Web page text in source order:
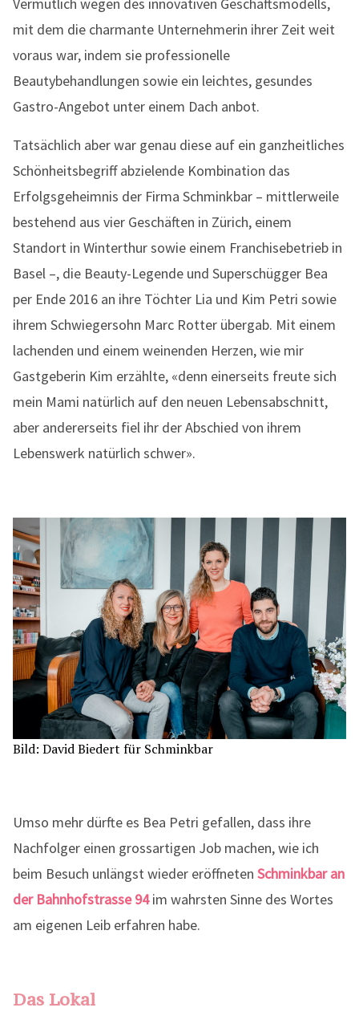
mit dem die charmante Unternehmerin ihrer Zeit weit
voraus war, indem sie professionelle
Beautybehandlungen sowie ein leichtes, gesundes
Gastro-Angebot unter einem Dach anbot.
Tatsächlich aber war genau diese auf ein ganzheitliches
Schönheitsbegriff abzielende Kombination das
Erfolgsgeheimnis der Firma Schminkbar – mittlerweile
bestehend aus vier Geschäften in Zürich, einem
Standort in Winterthur sowie einem Franchisebetrieb in
Basel –, die Beauty-Legende und Superschügger Bea
per Ende 2016 an ihre Töchter Lia und Kim Petri sowie
ihrem Schwiegersohn Marc Rotter übergab. Mit einem
lachenden und einem weinenden Herzen, wie mir
Gastgeberin Kim erzählte, «denn einerseits freute sich
mein Mami natürlich auf den neuen Lebensabschnitt,
aber andererseits fiel ihr der Abschied von ihrem
Lebenswerk natürlich schwer».
Bild: David Biedert für Schminkbar
Umso mehr dürfte es Bea Petri gefallen, dass ihre
Nachfolger einen grossartigen Job machen, wie ich
beim Besuch unlängst wieder eröffneten Schminkbar an
der Bahnhofstrasse 94im wahrsten Sinne des Wortes
am eigenen Leib erfahren habe.
Das Lokal